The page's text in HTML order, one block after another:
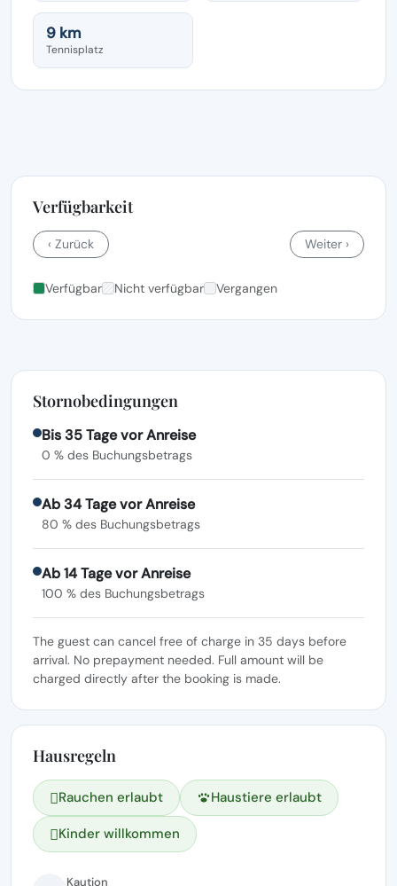
9 km
Tennisplatz
Verfügbarkeit
‹ Zurück Weiter ›
Verfügbar Nicht verfügbar Vergangen
Stornobedingungen
Bis 35 Tage vor Anreise
0 % des Buchungsbetrags
Ab 34 Tage vor Anreise
80 % des Buchungsbetrags
Ab 14 Tage vor Anreise
100 % des Buchungsbetrags
The guest can cancel free of charge in 35 days before
arrival. No prepayment needed. Full amount will be
charged directly after the booking is made.
Hausregeln
Rauchen erlaubt Haustiere erlaubt
Kinder willkommen
Kaution